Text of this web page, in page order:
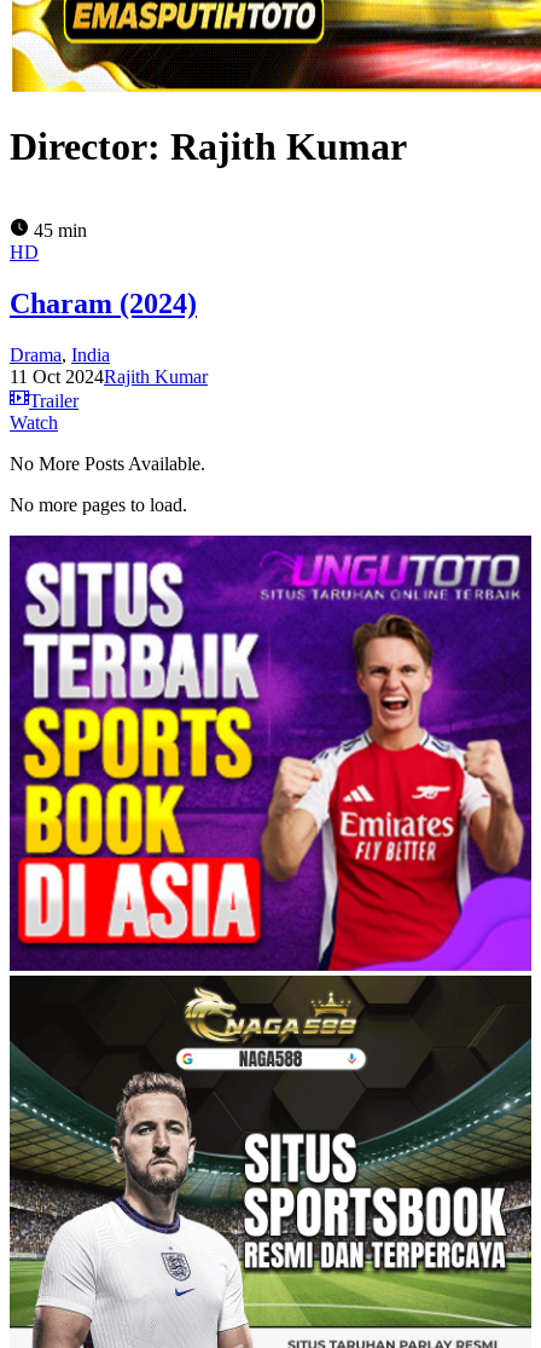
Director: Rajith Kumar
45 min
HD
Charam (2024)
Drama, India
11 Oct 2024Rajith Kumar
Trailer
Watch
No More Posts Available.
No more pages to load.